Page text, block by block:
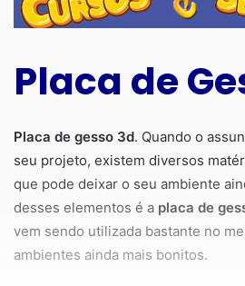
Placa de
Placa de gesso 3d. Quando o
seu projeto, existem diversos
que pode deixar o seu ambiente
desses elementos é a placa de
vem sendo utilizada bastante no
ambientes ainda mais bonitos.